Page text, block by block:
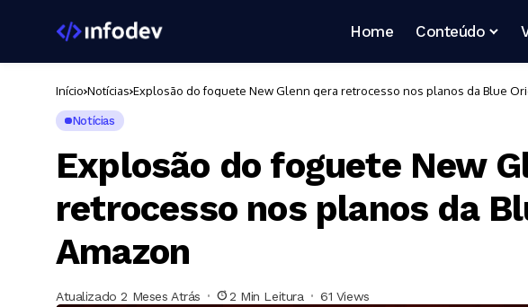
Home Conteúdo
Início Notícias Explosão do foguete New Glenn gera retrocesso nos planos da Blue
Notícias
Explosão do foguete New
retrocesso nos planos da
Amazon
Atualizado 2 Meses Atrás 2 Min Leitura 61 Views